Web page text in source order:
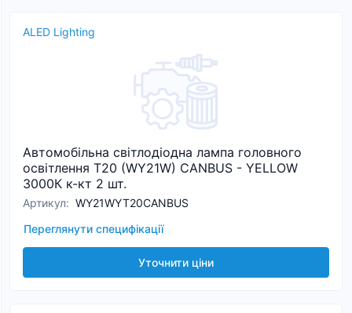
ALED Lighting
Автомобільна світлодіодна лампа головного
освітлення T20 (WY21W) CANBUS - YELLOW
3000К к-кт 2 шт.
Артикул: WY21WYT20CANBUS
Переглянути специфікації
Уточнити ціни